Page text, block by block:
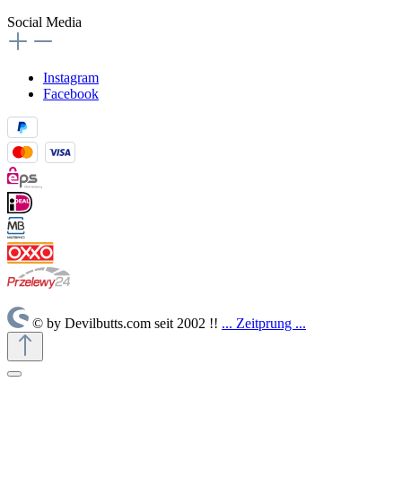
Social Media
Instagram
Facebook
© by Devilbutts.com seit 2002 !! ... Zeitprung ...